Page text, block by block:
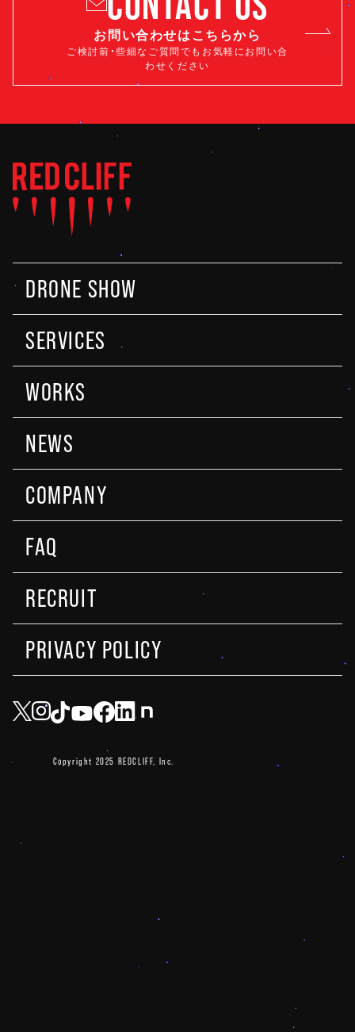
お問い合わせはこちらから
ご検討前・些細なご質問でもお気軽にお問い合
わせください
DRONE SHOW
SERVICES
WORKS
NEWS
COMPANY
FAQ
RECRUIT
PRIVACY POLICY
Copyright 2025 REDCLIFF, Inc.